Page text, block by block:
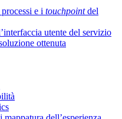
e i touchpointdel
utente del servizio
ottenuta